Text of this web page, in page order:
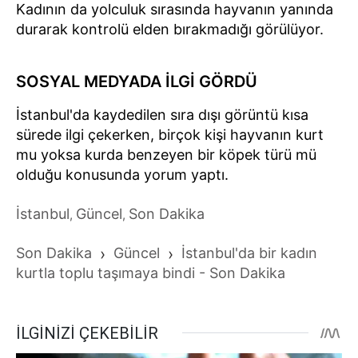
Kadının da yolculuk sırasında hayvanın yanında
durarak kontrolü elden bırakmadığı görülüyor.
SOSYAL MEDYADA İLGİ GÖRDÜ
İstanbul'da kaydedilen sıra dışı görüntü kısa
sürede ilgi çekerken, birçok kişi hayvanın kurt
mu yoksa kurda benzeyen bir köpek türü mü
olduğu konusunda yorum yaptı.
İstanbul, Güncel, Son Dakika
Son Dakika › Güncel › İstanbul'da bir kadın
kurtla toplu taşımaya bindi - Son Dakika